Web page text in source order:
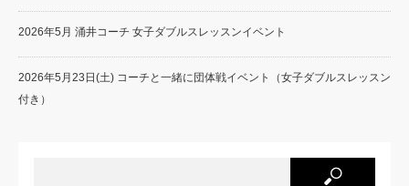
2026年5月 涌井コーチ 女子ダブルスレッスンイベント
2026年5月23日(土) コーチと一緒に団体戦イベント（女子ダブルスレッスン
付き）